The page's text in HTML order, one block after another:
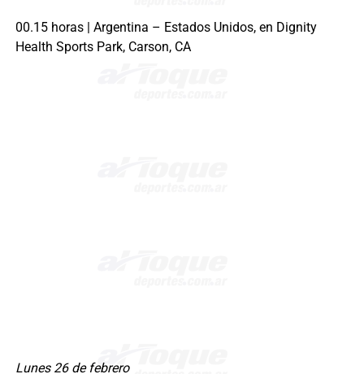
00.15 horas | Argentina – Estados Unidos, en Dignity
Health Sports Park, Carson, CA
Lunes 26 de febrero